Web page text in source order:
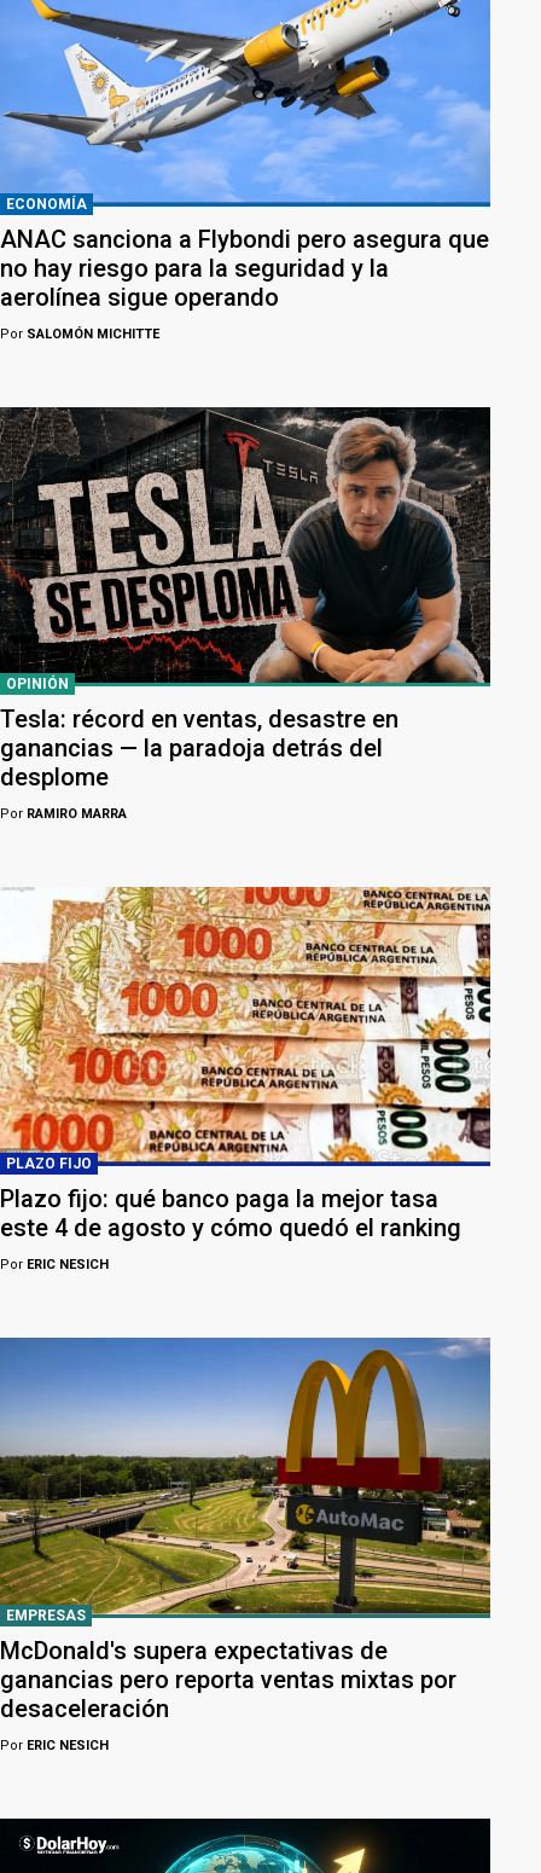
ECONOMÍA
ANAC sanciona a Flybondi pero asegura que
no hay riesgo para la seguridad y la
aerolínea sigue operando
Por SALOMÓN MICHITTE
OPINIÓN
Tesla: récord en ventas, desastre en
ganancias — la paradoja detrás del
desplome
Por RAMIRO MARRA
PLAZO FIJO
Plazo fijo: qué banco paga la mejor tasa
este 4 de agosto y cómo quedó el ranking
Por ERIC NESICH
EMPRESAS
McDonald's supera expectativas de
ganancias pero reporta ventas mixtas por
desaceleración
Por ERIC NESICH